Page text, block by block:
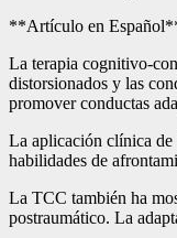
**Artículo en
La terapia cognitivo-
distorsionados y las
promover conductas
La aplicación clínica de
habilidades de
La TCC también ha
postraumático. La